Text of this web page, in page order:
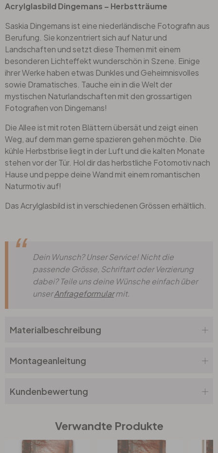
Acrylglasbild Dingemans – Herbstträume
Saskia Dingemans ist eine niederländische Fotografin aus
Berufung. Sie konzentriert sich auf Natur und
Landschaften und setzt diese Themen mit einem
besonderen Lichteffekt wunderschön in Szene. Einige
ihrer Werke haben etwas Dunkles und Geheimnisvolles
sowie Dramatisches. Tauche ein in die Welt der
mystischen Naturlandschaften mit den grossartigen
Fotografien von Dingemans!
Die Allee ist mit roten Blättern übersät und zeigt einen
Weg, auf dem man gerne spazieren gehen möchte. Die
kühle Herbstbrise liegt in der Luft und die kalten Monate
stehen vor der Tür. Hol dir das herbstliche Fotomotiv nach
Hause und peppe deine Wand mit einem romantischen
Naturmotiv auf!
Das Acrylglasbild ist in verschiedenen Grössen erhältlich.
Dein Wunsch? Unser Service! Nicht die
passende Grösse, Schriftart oder Verzierung
dabei? Teile uns deine Wünsche einfach über
unserAnfrageformularmit.
Materialbeschreibung
Montageanleitung
Kundenbewertung
Verwandte Produkte